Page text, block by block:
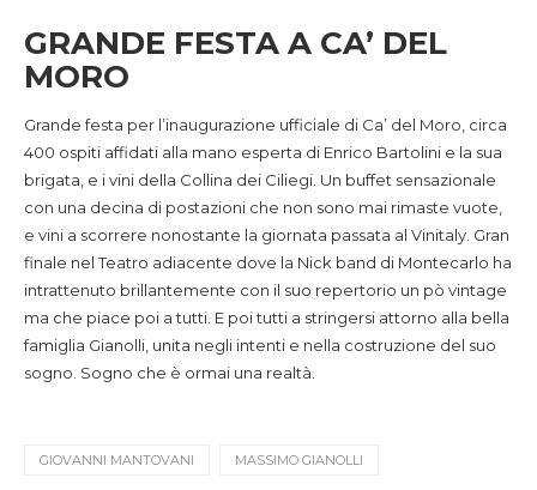
GRANDE FESTA A CA’ DEL
MORO
Grande festa per l’inaugurazione ufficiale di Ca’ del Moro, circa
400 ospiti affidati alla mano esperta di Enrico Bartolini e la sua
brigata, e i vini della Collina dei Ciliegi. Un buffet sensazionale
con una decina di postazioni che non sono mai rimaste vuote,
e vini a scorrere nonostante la giornata passata al Vinitaly. Gran
finale nel Teatro adiacente dove la Nick band di Montecarlo ha
intrattenuto brillantemente con il suo repertorio un pò vintage
ma che piace poi a tutti. E poi tutti a stringersi attorno alla bella
famiglia Gianolli, unita negli intenti e nella costruzione del suo
sogno. Sogno che è ormai una realtà.
GIOVANNI MANTOVANI MASSIMO GIANOLLI